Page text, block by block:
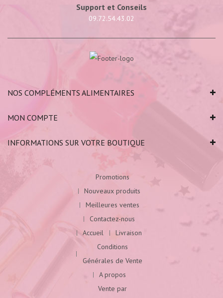
Support et Conseils
09.72.54.43.02
NOS COMPLÉMENTS ALIMENTAIRES
MON COMPTE
INFORMATIONS SUR VOTRE BOUTIQUE
Promotions
Nouveaux produits
Meilleures ventes
Contactez-nous
Accueil
Livraison
Conditions
Générales de Vente
A propos
Vente par